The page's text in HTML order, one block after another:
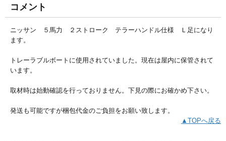
コメント
ニッサン ５馬力 ２ストローク テラーハンドル仕様 Ｌ足になり
ます。
トレーラブルボートに使用されていました。現在は屋内に保管されて
います。
取材時は始動確認を行っておりません。下見の際にお確かめ下さい。
発送も可能ですが梱包代金のご負担をお願い致します。
▲TOPへ戻る